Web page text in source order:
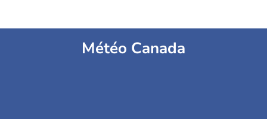
Météo Canada